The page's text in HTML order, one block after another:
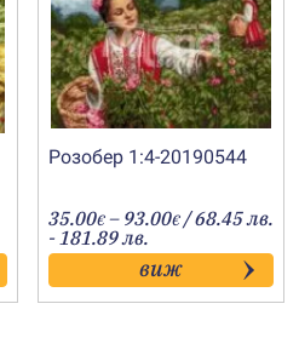
Розобер 1:4-20190544
35.00€ – 93.00€Price
range:
35.00€
through
93.00€
/ 68.45 лв.
- 181.89 лв.
виж